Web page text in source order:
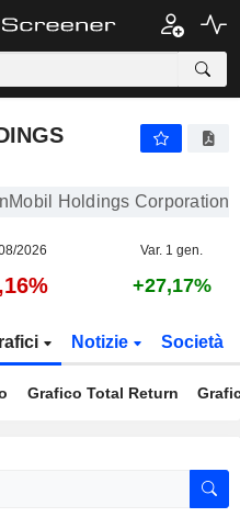
Holdings Corporation
2026 Var. 1 gen.
+27,17%
Notizie Società
Grafico Total Return